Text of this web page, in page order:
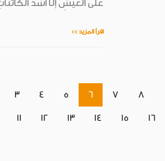
على العَيْشِ إلّا أَشَدُّ
اقرأ المزيد >>
3 4 5 6 7 8
11 12 13 14 15 16